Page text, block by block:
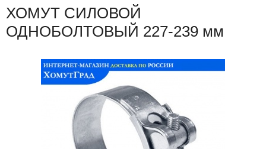
ХОМУТ СИЛОВОЙ
ОДНОБОЛТОВЫЙ 227-239 мм